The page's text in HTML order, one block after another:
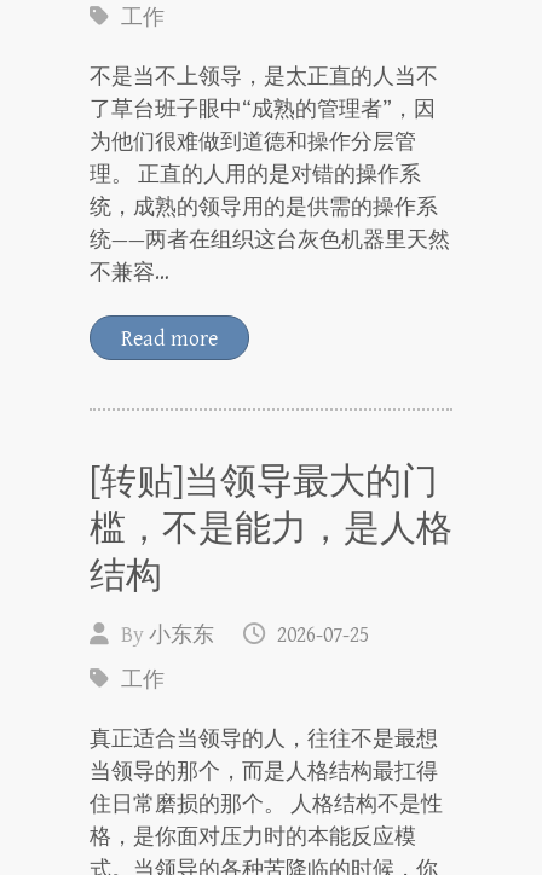
工作
不是当不上领导，是太正直的人当不
了草台班子眼中“成熟的管理者”，因
为他们很难做到道德和操作分层管
理。 正直的人用的是对错的操作系
统，成熟的领导用的是供需的操作系
统——两者在组织这台灰色机器里天然
不兼容…
Read more
[转贴]当领导最大的门
槛，不是能力，是人格
结构
By小东东
2026-07-25
工作
真正适合当领导的人，往往不是最想
当领导的那个，而是人格结构最扛得
住日常磨损的那个。 人格结构不是性
格，是你面对压力时的本能反应模
式。当领导的各种苦降临的时候，你